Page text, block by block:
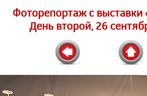
Фоторепортаж c выставки
День второй, 26